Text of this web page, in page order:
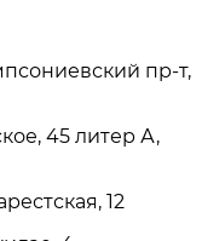
пр-т,
45 литер А,
12